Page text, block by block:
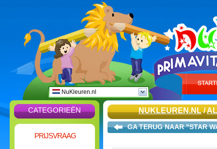
NuKleuren.nl
CATEGORIEËN
PRIJSVRAAG
NUKLEUREN.NL/
GA TERUG NAAR "STAR